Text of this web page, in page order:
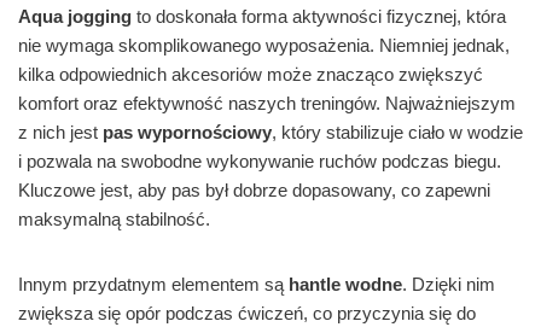
Aqua jogging to doskonała forma aktywności fizycznej, która
nie wymaga skomplikowanego wyposażenia. Niemniej jednak,
kilka odpowiednich akcesoriów może znacząco zwiększyć
komfort oraz efektywność naszych treningów. Najważniejszym
z nich jest pas wypornościowy, który stabilizuje ciało w wodzie
i pozwala na swobodne wykonywanie ruchów podczas biegu.
Kluczowe jest, aby pas był dobrze dopasowany, co zapewni
maksymalną stabilność.
Innym przydatnym elementem są hantle wodne. Dzięki nim
zwiększa się opór podczas ćwiczeń, co przyczynia się do